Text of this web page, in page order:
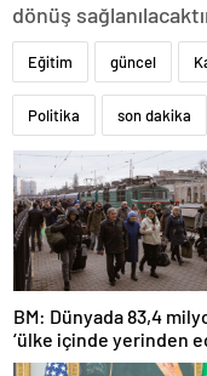
dönüş
Eğitim güncel
Politika son dakika
BM: Dünyada 83,4
‘ülke içinde yerinden
olarak yaşıyor